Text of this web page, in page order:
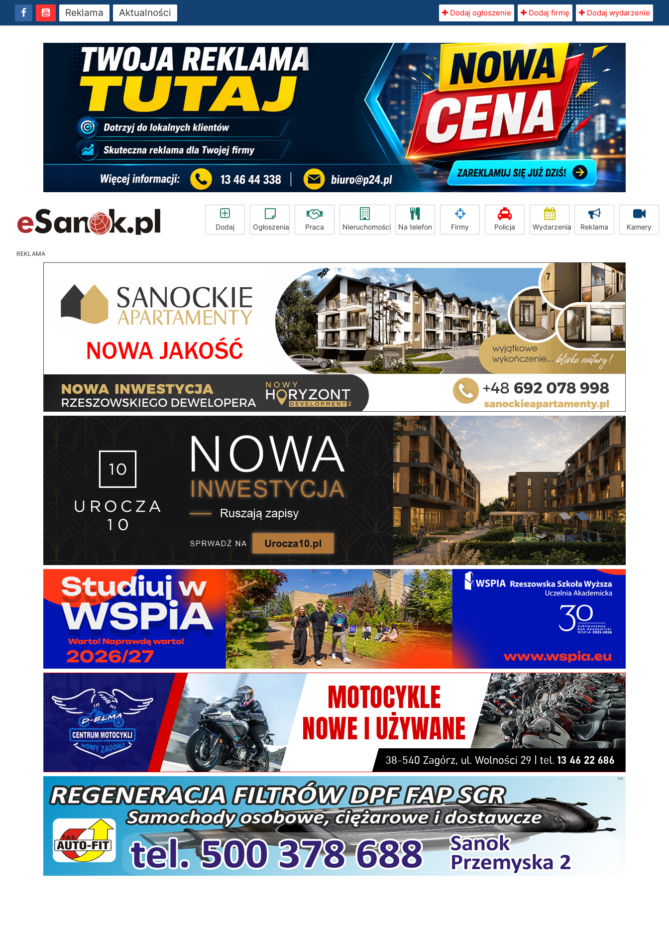
Reklama Aktualności Dodaj ogłoszenie Dodaj firmę Dodaj wydarzenie
Dodaj Ogłoszenia Praca Nieruchomości Na telefon Firmy Policja Wydarzenia Reklama Kamery
REKLAMA